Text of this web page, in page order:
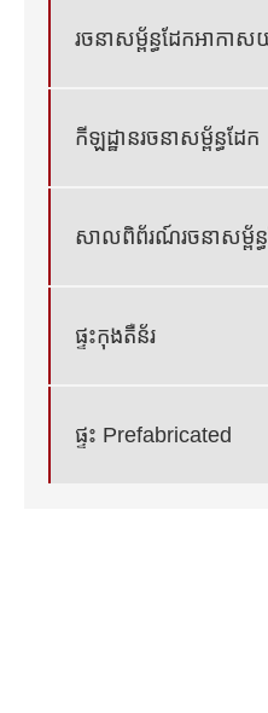
រចនាសម្ព័ន្ធដែកអាកាស
កីឡដ្ឋានរចនាសម្ព័ន្ធដែក
សាលពិព័រណ៍រចនាសម្ព័ន្
ផ្ទះកុងតឺន័រ
ផ្ទះ Prefabricated